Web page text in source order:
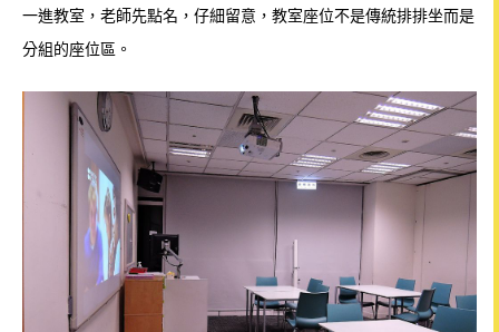
一進教室，老師先點名，仔細留意，教室座位不是傳統排排坐而是
分組的座位區。